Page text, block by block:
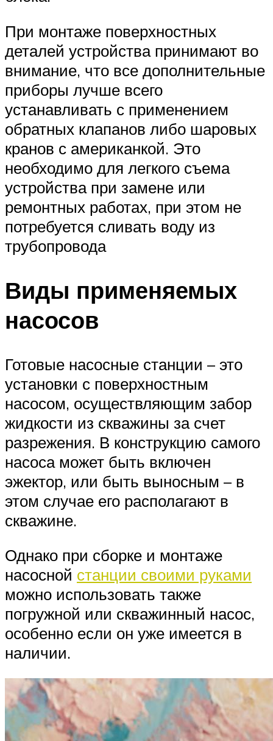
При монтаже поверхностных
деталей устройства принимают во
внимание, что все дополнительные
приборы лучше всего
устанавливать с применением
обратных клапанов либо шаровых
кранов с американкой. Это
необходимо для легкого съема
устройства при замене или
ремонтных работах, при этом не
потребуется сливать воду из
трубопровода
Виды применяемых
насосов
Готовые насосные станции – это
установки с поверхностным
насосом, осуществляющим забор
жидкости из скважины за счет
разрежения. В конструкцию самого
насоса может быть включен
эжектор, или быть выносным – в
этом случае его располагают в
скважине.
Однако при сборке и монтаже
насосной станции своими руками
можно использовать также
погружной или скважинный насос,
особенно если он уже имеется в
наличии.